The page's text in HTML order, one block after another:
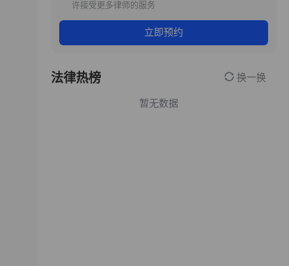
许接受更多律师的服务
立即预约
法律热榜 换一换
暂无数据